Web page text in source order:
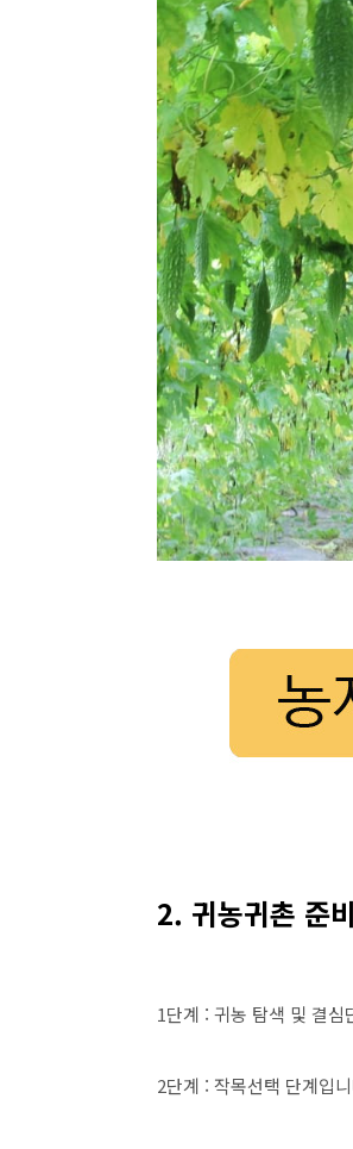
2. 귀농귀촌 준
1단계 : 귀농 탐색 및 결
2단계 : 작목선택 단계입